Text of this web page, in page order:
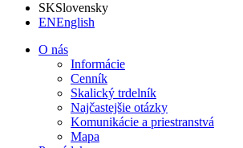
SKSlovensky
ENEnglish
O nás
Informácie
Cenník
Skalický trdelník
Najčastejšie otázky
Komunikácie a priestranstvá
Mapa